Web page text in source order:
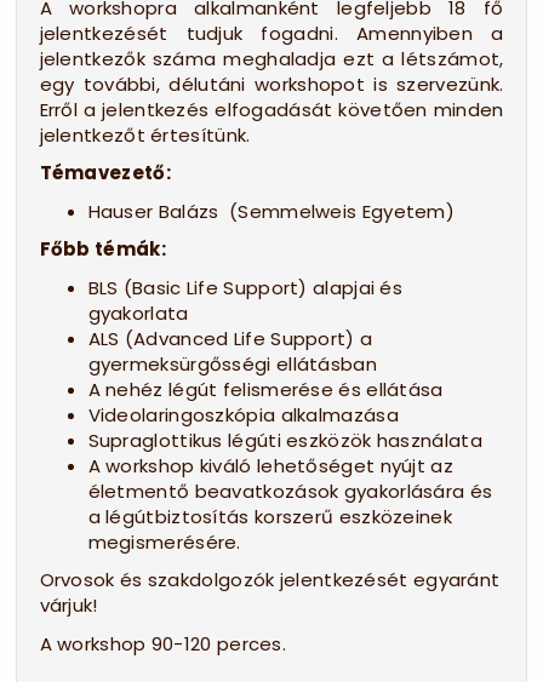
A workshopra alkalmanként legfeljebb 18 fő
jelentkezését tudjuk fogadni. Amennyiben a
jelentkezők száma meghaladja ezt a létszámot,
egy további, délutáni workshopot is szervezünk.
Erről a jelentkezés elfogadását követően minden
jelentkezőt értesítünk.
Témavezető:
Hauser Balázs (Semmelweis Egyetem)
Főbb témák:
BLS (Basic Life Support) alapjai és
gyakorlata
ALS (Advanced Life Support) a
gyermeksürgősségi ellátásban
A nehéz légút felismerése és ellátása
Videolaringoszkópia alkalmazása
Supraglottikus légúti eszközök használata
A workshop kiváló lehetőséget nyújt az
életmentő beavatkozások gyakorlására és
a légútbiztosítás korszerű eszközeinek
megismerésére.
Orvosok és szakdolgozók jelentkezését egyaránt
várjuk!
A workshop 90-120 perces.